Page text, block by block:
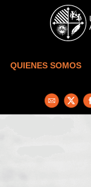
Skip to main content
QUIENES SOMOS